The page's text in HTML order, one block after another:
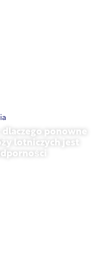
dlaczego ponowne
lotniczych jest